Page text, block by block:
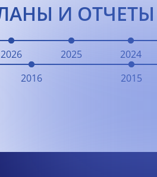
И ОТЧЕТЫ
2026 2025 2024
2016
2015